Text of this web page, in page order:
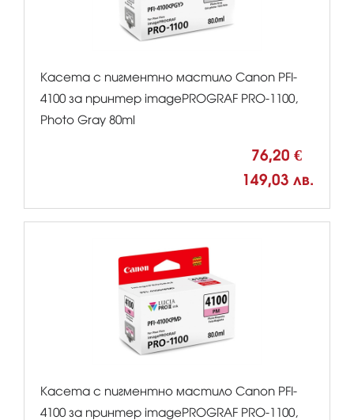
Касета с пигментно мастило Canon PFI-
4100 за принтер imagePROGRAF PRO-1100,
Photo Gray 80ml
76,20 €
149,03 лв.
Касета с пигментно мастило Canon PFI-
4100 за принтер imagePROGRAF PRO-1100,